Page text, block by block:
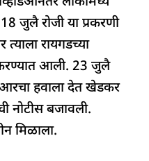
जुलै रोजी या प्रकरणी
रायगडच्या
आली. 23 जुलै
हवाला देत खेडकर
नोटीस बजावली.
मिळाला.